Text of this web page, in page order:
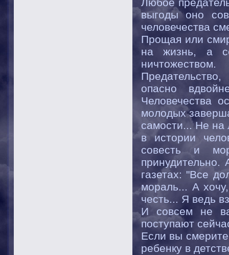
Любое
выгоды оно
человечества
Прощая или
на жизнь, а
ничтожеством.
опасно
Человечества
молодых
самости... Не на
в истории
совесть и
принудительно.
газетах: "Все
мораль... А
честь... Я ведь
И совсем не
поступают
Если вы
ребенку в